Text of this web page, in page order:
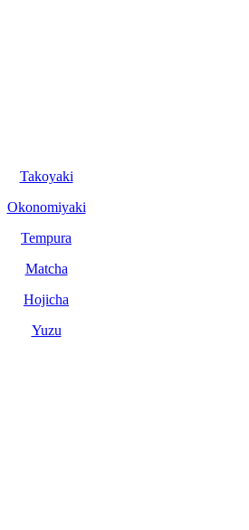
Tako­yaki
Okonomi­yaki
Tem­pura
Matcha
Hoji­cha
Yuzu